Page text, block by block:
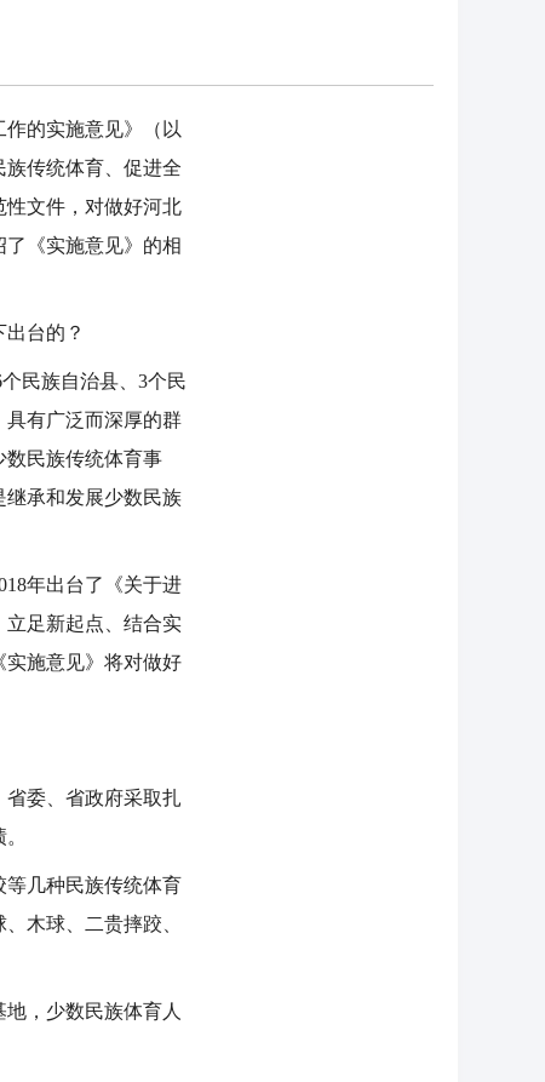
的实施意见》（以
传统体育、促进全
性文件，对做好河北
《实施意见》的相
台的？
民族自治县、3个民
具有广泛而深厚的群
数民族传统体育事
继承和发展少数民族
年出台了《关于进
立足新起点、结合实
实施意见》将对做好
委、省政府采取扎
几种民族传统体育
木球、二贵摔跤、
，少数民族体育人